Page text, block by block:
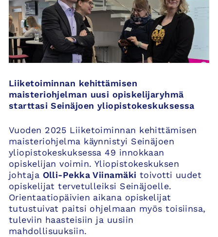
Liiketoiminnan kehittämisen
maisteriohjelman uusi opiskelijaryhmä
starttasi Seinäjoen yliopistokeskuksessa
Vuoden 2025 Liiketoiminnan kehittämisen
maisteriohjelma käynnistyi Seinäjoen
yliopistokeskuksessa 49 innokkaan
opiskelijan voimin. Yliopistokeskuksen
johtaja Olli-Pekka Viinamäki toivotti uudet
opiskelijat tervetulleiksi Seinäjoelle.
Orientaatiopäivien aikana opiskelijat
tutustuivat paitsi ohjelmaan myös toisiinsa,
tuleviin haasteisiin ja uusiin
mahdollisuuksiin.